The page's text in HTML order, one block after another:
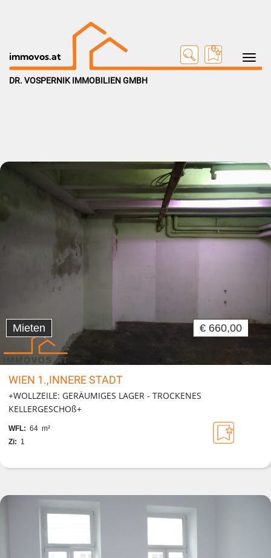
Toggle
immovos.at
0
DR. VOSPERNIK IMMOBILIEN GMBH
Mieten € 660,00
WIEN 1.,INNERE STADT
+WOLLZEILE: GERÄUMIGES LAGER - TROCKENES
KELLERGESCHOß+
WFL: 64 m²
Zi: 1